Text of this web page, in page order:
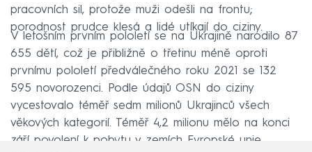
pracovních sil, protože muži odešli na frontu;
porodnost prudce klesá a lidé utíkají do ciziny.
V letošním prvním pololetí se na Ukrajině narodilo 87
655 dětí, což je přibližně o třetinu méně oproti
prvnímu pololetí předválečného roku 2021 se 132
595 novorozenci. Podle údajů OSN do ciziny
vycestovalo téměř sedm milionů Ukrajinců všech
věkových kategorií. Téměř 4,2 milionu mělo na konci
září povolení k pobytu v zemích Evropské unie.